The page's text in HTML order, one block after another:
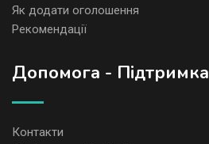
Як додати оголошення
Рекомендації
Допомога - Підтримка
Контакти